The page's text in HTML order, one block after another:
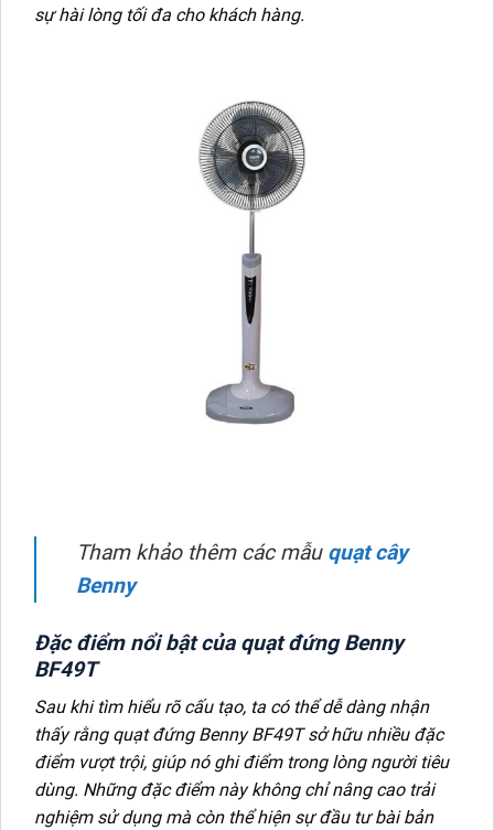
sự hài lòng tối đa cho khách hàng.
Tham khảo thêm các mẫu quạt cây
Benny
Đặc điểm nổi bật của quạt đứng Benny
BF49T
Sau khi tìm hiểu rõ cấu tạo, ta có thể dễ dàng nhận
thấy rằng quạt đứng Benny BF49T sở hữu nhiều đặc
điểm vượt trội, giúp nó ghi điểm trong lòng người tiêu
dùng. Những đặc điểm này không chỉ nâng cao trải
nghiệm sử dụng mà còn thể hiện sự đầu tư bài bản